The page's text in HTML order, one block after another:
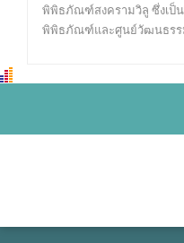
พิพิธภัณฑ์สงครามวิลู ซึ่งเป็น
พิพิธภัณฑ์และศูนย์วัฒนธรรม